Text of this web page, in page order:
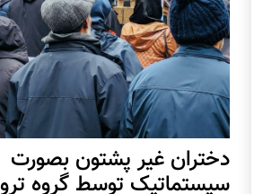
دختران غیر پشتون بصورت
سیستماتیک توسط گروه